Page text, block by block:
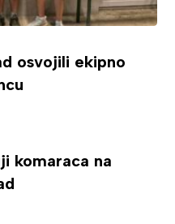
osvojili ekipno
komaraca na